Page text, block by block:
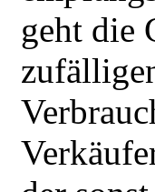
geht die